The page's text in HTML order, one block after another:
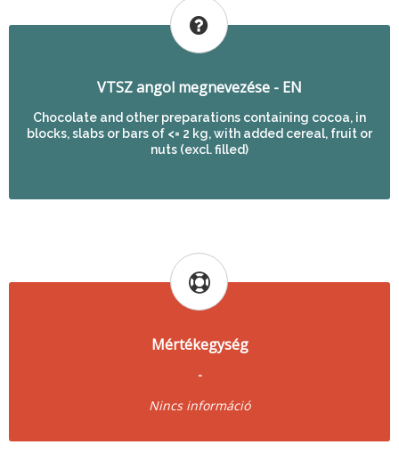
VTSZ angol megnevezése - EN
Chocolate and other preparations containing cocoa, in
blocks, slabs or bars of <= 2 kg, with added cereal, fruit or
nuts (excl. filled)
Mértékegység
-
Nincs információ